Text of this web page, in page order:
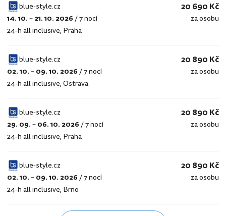
blue-
style.cz
blue-style.cz
14. 10. – 21. 10. 2026/7 nocí
24-h all inclusive, Praha
20 690 Kč
za osobu
blue-
style.cz
blue-style.cz
02. 10. – 09. 10. 2026/7 nocí
24-h all inclusive,Ostrava
20 890 Kč
za osobu
blue-
style.cz
blue-style.cz
29. 09. – 06. 10. 2026/7 nocí
24-h all inclusive, Praha
20 890 Kč
za osobu
blue-
style.cz
blue-style.cz
02. 10. – 09. 10. 2026/7 nocí
24-h all inclusive, Brno
20 890 Kč
za osobu